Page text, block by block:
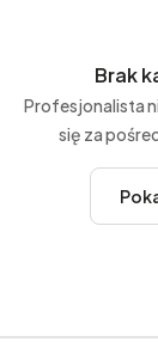
Brak
Profesjonalista
się za